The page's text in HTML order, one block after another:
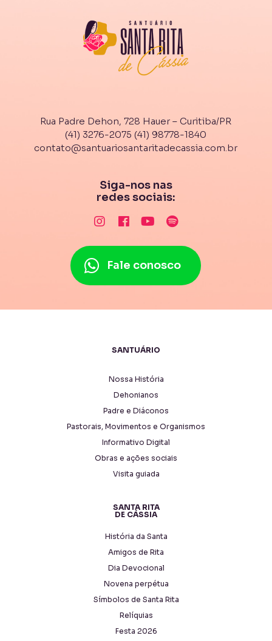
Rua Padre Dehon, 728 Hauer – Curitiba/PR
(41) 3276-2075 (41) 98778-1840
contato@santuariosantaritadecassia.com.br
Siga-nos nas
redes sociais:
Fale conosco
SANTUÁRIO
Nossa História
Dehonianos
Padre e Diáconos
Pastorais, Movimentos e Organismos
Informativo Digital
Obras e ações sociais
Visita guiada
SANTA RITA
DE CÁSSIA
História da Santa
Amigos de Rita
Dia Devocional
Novena perpétua
Símbolos de Santa Rita
Relíquias
Festa 2026